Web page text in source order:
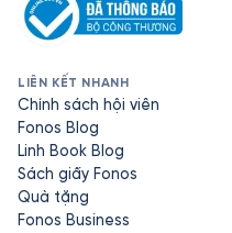
LIÊN KẾT NHANH
Chính sách hội viên
Fonos Blog
Linh Book Blog
Sách giấy Fonos
Quà tặng
Fonos Business